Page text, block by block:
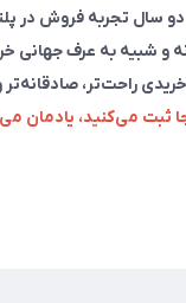
در مهر ۱۴۰۰، بعد از دو
و شبیه به عرف جهانی
خریدی راحت‌تر،
ثبت می‌کنید، یادمان